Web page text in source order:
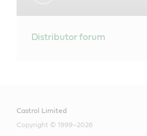
Distributor forum
Castrol Limited
Copyright © 1999–2026